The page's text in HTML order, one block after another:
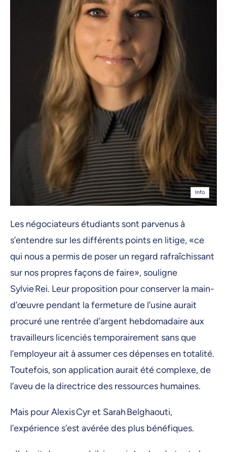
Info
Les négociateurs étudiants sont parvenus à
s’entendre sur les différents points en litige, «ce
qui nous a permis de poser un regard rafraîchissant
sur nos propres façons de faire», souligne
Sylvie Rei. Leur proposition pour conserver la main-
d’œuvre pendant la fermeture de l’usine aurait
procuré une rentrée d’argent hebdomadaire aux
travailleurs licenciés temporairement sans que
l’employeur ait à assumer ces dépenses en totalité.
Toutefois, son application aurait été complexe, de
l’aveu de la directrice des ressources humaines.
Mais pour Alexis Cyr et Sarah Belghaouti,
l’expérience s’est avérée des plus bénéfiques.